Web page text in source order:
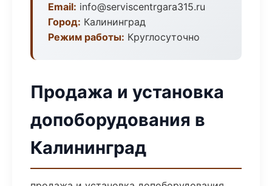
Email: info@serviscentrgara315.ru
Город: Калининград
Режим работы: Круглосуточно
Продажа и установка
допоборудования в
Калининград